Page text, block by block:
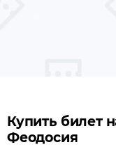
Купить билет
Феодосия